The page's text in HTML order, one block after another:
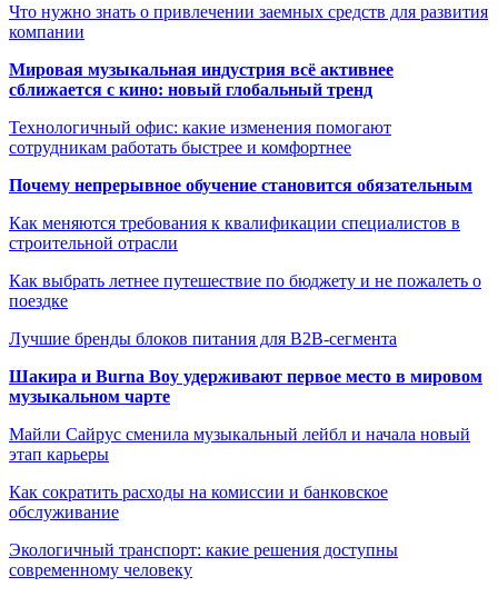
Что нужно знать о привлечении заемных средств для развития
компании
Мировая музыкальная индустрия всё активнее
сближается с кино: новый глобальный тренд
Технологичный офис: какие изменения помогают
сотрудникам работать быстрее и комфортнее
Почему непрерывное обучение становится обязательным
Как меняются требования к квалификации специалистов в
строительной отрасли
Как выбрать летнее путешествие по бюджету и не пожалеть о
поездке
Лучшие бренды блоков питания для B2B-сегмента
Шакира и Burna Boy удерживают первое место в мировом
музыкальном чарте
Майли Сайрус сменила музыкальный лейбл и начала новый
этап карьеры
Как сократить расходы на комиссии и банковское
обслуживание
Экологичный транспорт: какие решения доступны
современному человеку